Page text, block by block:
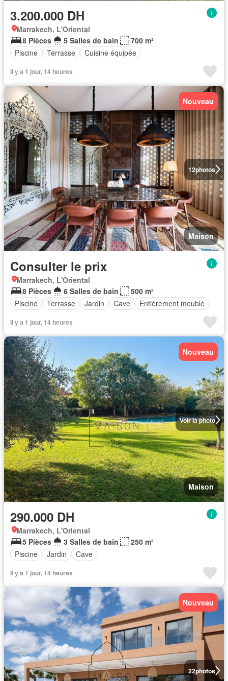
3.200.000 DH
Marrakech, L'Oriental
8 Pièces
5 Salles de bain
700 m²
Piscine
Terrasse Cuisine équipée
Il y a 1 jour, 14 heures
12photos
Nouveau
Maison
Consulter le prix
Marrakech, L'Oriental
8 Pièces
6 Salles de bain
500 m²
Piscine
Terrasse Jardin Cave Entièrement meublé
Il y a 1 jour, 14 heures
Voir la photo
Nouveau
Maison
290.000 DH
Marrakech, L'Oriental
5 Pièces
3 Salles de bain
250 m²
Piscine
Jardin Cave
Il y a 1 jour, 14 heures
22photos
Nouveau